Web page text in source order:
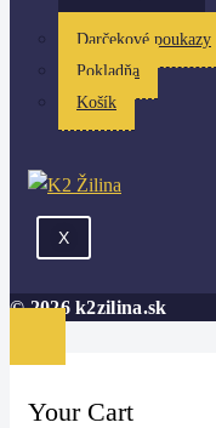
Darčekové poukazy
Pokladňa
Košík
X
© 2026 k2zilina.sk
Your Cart